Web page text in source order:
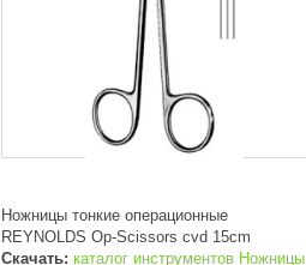
Ножницы тонкие операционные
REYNOLDS Op-Scissors cvd 15cm
Скачать: каталог инструментов Ножницы